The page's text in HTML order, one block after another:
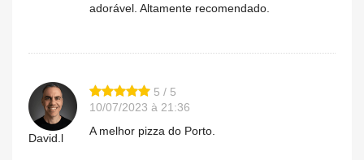
adorável. Altamente recomendado.
David.l
5 / 5
10/07/2023 à 21:36
A melhor pizza do Porto.